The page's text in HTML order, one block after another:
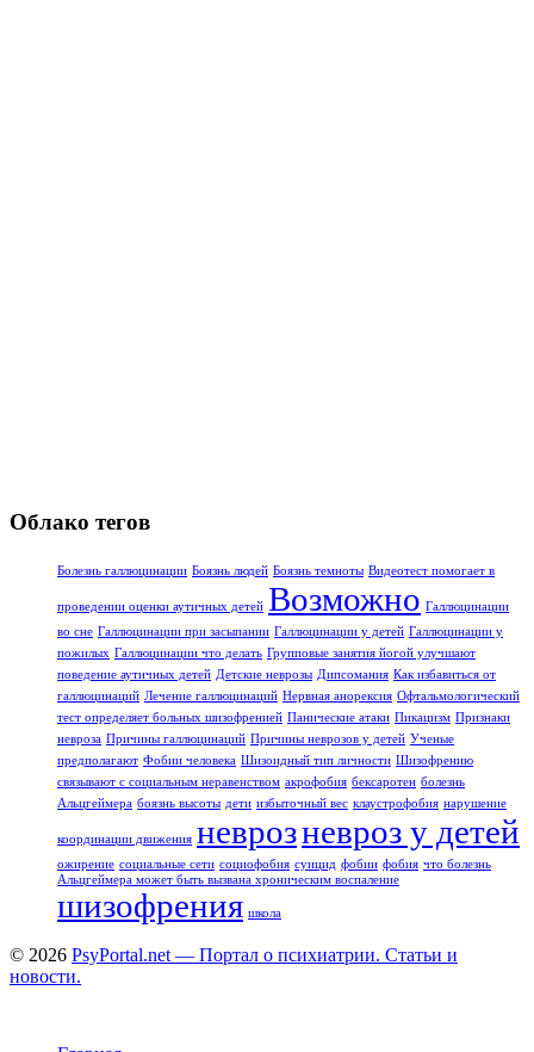
Облако тегов
Болезнь галлюцинации Боязнь людей Боязнь темноты Видеотест помогает в
проведении оценки аутичных детей Возможно Галлюцинации
во сне Галлюцинации при засыпании Галлюцинации у детей Галлюцинации у
пожилых Галлюцинации что делать Групповые занятия йогой улучшают
поведение аутичных детей Детские неврозы Дипсомания Как избавиться от
галлюцинаций Лечение галлюцинаций Нервная анорексия Офтальмологический
тест определяет больных шизофренией Панические атаки Пикацизм Признаки
невроза Причины галлюцинаций Причины неврозов у детей Ученые
предполагают Фобии человека Шизоидный тип личности Шизофрению
связывают с социальным неравенством акрофобия бексаротен болезнь
Альцгеймера боязнь высоты дети избыточный вес клаустрофобия нарушение
координации движения неврозневроз у детей
ожирение социальные сети социофобия суицид фобии фобия что болезнь
Альцгеймера может быть вызвана хроническим воспаление
шизофрения школа
© 2026 PsyPortal.net — Портал о психиатрии. Статьи и
новости.